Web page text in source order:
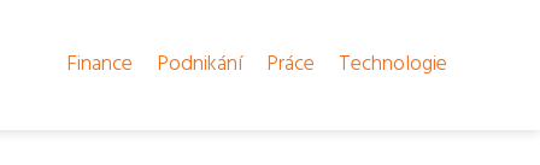
Finance Podnikání Práce Technologie